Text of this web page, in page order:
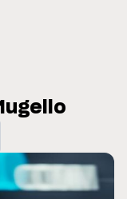
: Horaires et
du GP de Grande-